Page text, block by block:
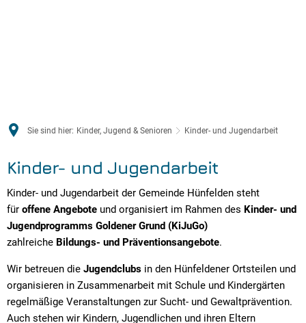
Sie sind hier: Kinder, Jugend & Senioren Kinder- und Jugendarbeit
Kinder- und Jugendarbeit
Kinder- und Jugendarbeit der Gemeinde Hünfelden steht
für offene Angebote und organisiert im Rahmen des Kinder- und
Jugendprogramms Goldener Grund (KiJuGo)
zahlreiche Bildungs- und Präventionsangebote.
Wir betreuen die Jugendclubs in den Hünfeldener Ortsteilen und
organisieren in Zusammenarbeit mit Schule und Kindergärten
regelmäßige Veranstaltungen zur Sucht- und Gewaltprävention.
Auch stehen wir Kindern, Jugendlichen und ihren Eltern